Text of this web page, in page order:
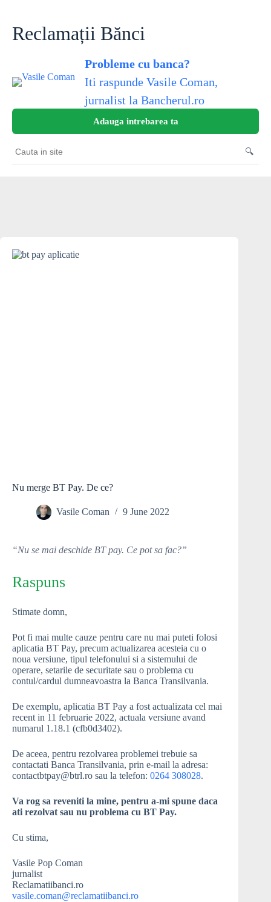
contentReclamații Bănci
Probleme cu banca?
Iti raspunde Vasile Coman,
jurnalist la Bancherul.ro
Adauga intrebarea ta
Cauta
in
🔍
Nu merge BT Pay. De ce?
Vasile Coman 9 June 2022
“Nu se mai deschide BT pay. Ce pot sa fac?”
Raspuns
Stimate domn,
Pot fi mai multe cauze pentru care nu mai puteti folosi
aplicatia BT Pay, precum actualizarea acesteia cu o
noua versiune, tipul telefonului si a sistemului de
operare, setarile de securitate sau o problema cu
contul/cardul dumneavoastra la Banca Transilvania.
De exemplu, aplicatia BT Pay a fost actualizata cel mai
recent in 11 februarie 2022, actuala versiune avand
numarul 1.18.1 (cfb0d3402).
De aceea, pentru rezolvarea problemei trebuie sa
contactati Banca Transilvania, prin e-mail la adresa:
contactbtpay@btrl.ro sau la telefon: 0264 308028.
Va rog sa reveniti la mine, pentru a-mi spune daca
ati rezolvat sau nu problema cu BT Pay.
Cu stima,
Vasile Pop Coman
jurnalist
Reclamatiibanci.ro
vasile.coman@reclamatiibanci.ro